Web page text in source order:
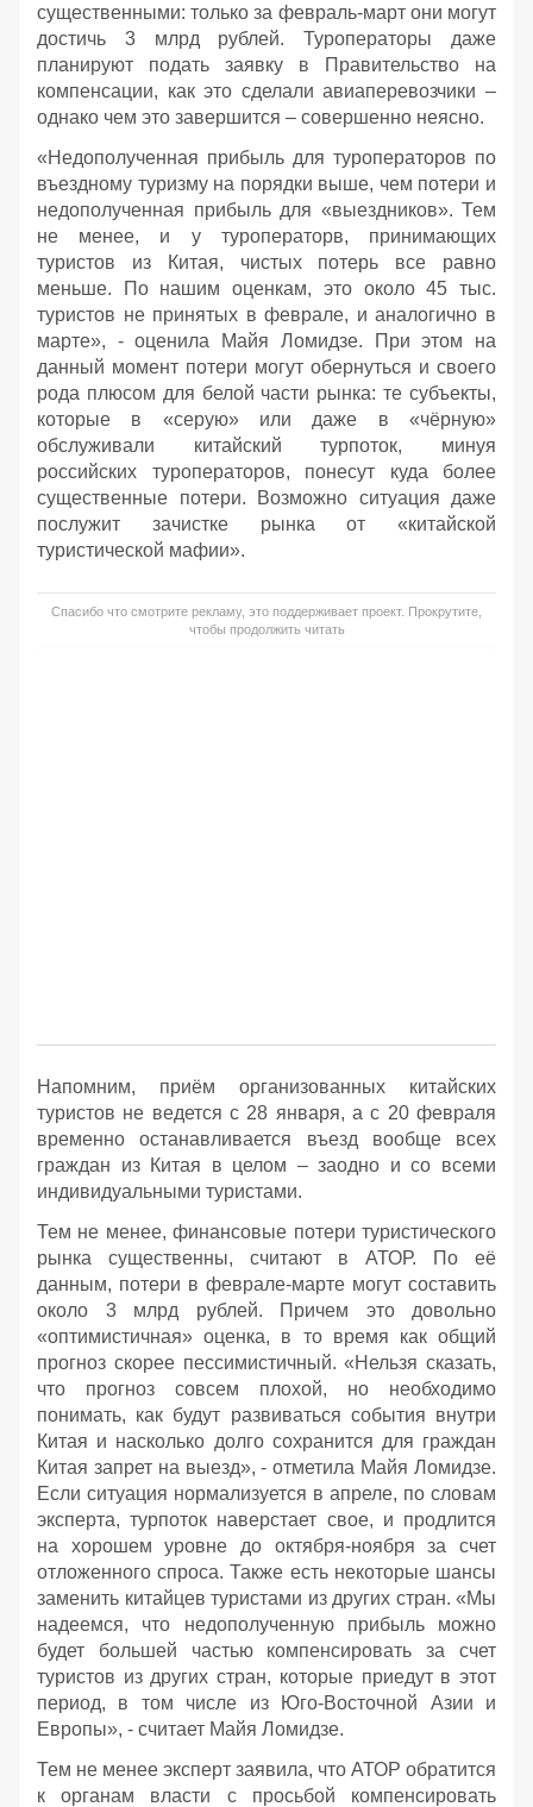
существенными: только за февраль-март они могут
достичь 3 млрд рублей. Туроператоры даже
планируют подать заявку в Правительство на
компенсации, как это сделали авиаперевозчики –
однако чем это завершится – совершенно неясно.
«Недополученная прибыль для туроператоров по
въездному туризму на порядки выше, чем потери и
недополученная прибыль для «выездников». Тем
не менее, и у туроператорв, принимающих
туристов из Китая, чистых потерь все равно
меньше. По нашим оценкам, это около 45 тыс.
туристов не принятых в феврале, и аналогично в
марте», - оценила Майя Ломидзе. При этом на
данный момент потери могут обернуться и своего
рода плюсом для белой части рынка: те субъекты,
которые в «серую» или даже в «чёрную»
обслуживали китайский турпоток, минуя
российских туроператоров, понесут куда более
существенные потери. Возможно ситуация даже
послужит зачистке рынка от «китайской
туристической мафии».
Спасибо что смотрите рекламу, это поддерживает проект. Прокрутите,
чтобы продолжить читать
Напомним, приём организованных китайских
туристов не ведется с 28 января, а с 20 февраля
временно останавливается въезд вообще всех
граждан из Китая в целом – заодно и со всеми
индивидуальными туристами.
Тем не менее, финансовые потери туристического
рынка существенны, считают в АТОР. По её
данным, потери в феврале-марте могут составить
около 3 млрд рублей. Причем это довольно
«оптимистичная» оценка, в то время как общий
прогноз скорее пессимистичный. «Нельзя сказать,
что прогноз совсем плохой, но необходимо
понимать, как будут развиваться события внутри
Китая и насколько долго сохранится для граждан
Китая запрет на выезд», - отметила Майя Ломидзе.
Если ситуация нормализуется в апреле, по словам
эксперта, турпоток наверстает свое, и продлится
на хорошем уровне до октября-ноября за счет
отложенного спроса. Также есть некоторые шансы
заменить китайцев туристами из других стран. «Мы
надеемся, что недополученную прибыль можно
будет большей частью компенсировать за счет
туристов из других стран, которые приедут в этот
период, в том числе из Юго-Восточной Азии и
Европы», - считает Майя Ломидзе.
Тем не менее эксперт заявила, что АТОР обратится
к органам власти с просьбой компенсировать